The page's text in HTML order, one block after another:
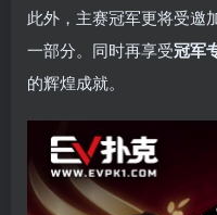
此外，主赛冠军更将受邀
一部分。同时再享受冠军
的辉煌成就。